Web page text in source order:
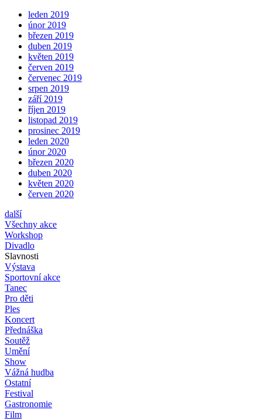
leden 2019
únor 2019
březen 2019
duben 2019
květen 2019
červen 2019
červenec 2019
srpen 2019
září 2019
říjen 2019
listopad 2019
prosinec 2019
leden 2020
únor 2020
březen 2020
duben 2020
květen 2020
červen 2020
další
Všechny akce
Workshop
Divadlo
Slavnosti
Výstava
Sportovní akce
Tanec
Pro děti
Ples
Koncert
Přednáška
Soutěž
Umění
Show
Vážná hudba
Ostatní
Festival
Gastronomie
Film